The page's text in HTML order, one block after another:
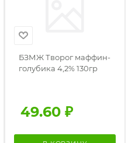
БЗМЖ Творог маффин-
голубика 4,2% 130гр
49.60₽